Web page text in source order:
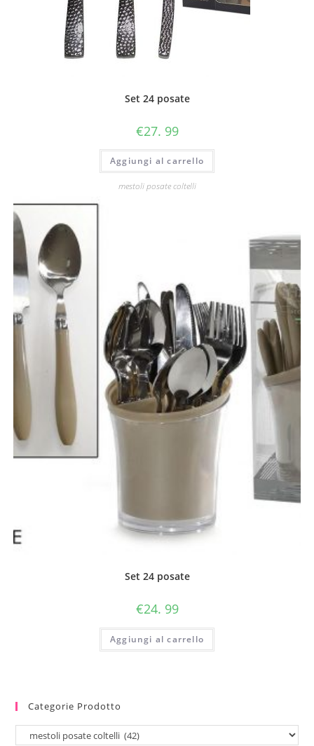
Set 24 posate
€27. 99
Aggiungi al carrello
mestoli posate coltelli
Set 24 posate
€24. 99
Aggiungi al carrello
Categorie Prodotto